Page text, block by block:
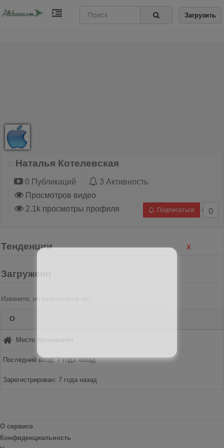
Загрузить
Наталья Котелевская
0 Публикаций
3 Активность
Просмотров видео
2.1k просмотры профиля
Подписаться 0
Тенденции
Загружено
Извините, но результатов нет.
О
Место проживания
Последний вход: 7 года назад
Зарегистрирован: 7 года назад
О сервисе
Конфиденциальность
X